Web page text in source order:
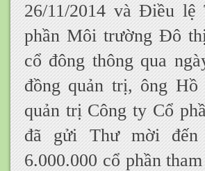
26/11/2014 và Điều
phần Môi trường Đô
cổ đông thông qua
đồng quản trị, ông
quản trị Công ty Cổ
đã gửi Thư mời
6.000.000 cổ phần